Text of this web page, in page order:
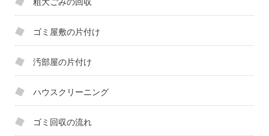
粗大ごみの回収
ゴミ屋敷の片付け
汚部屋の片付け
ハウスクリーニング
ゴミ回収の流れ